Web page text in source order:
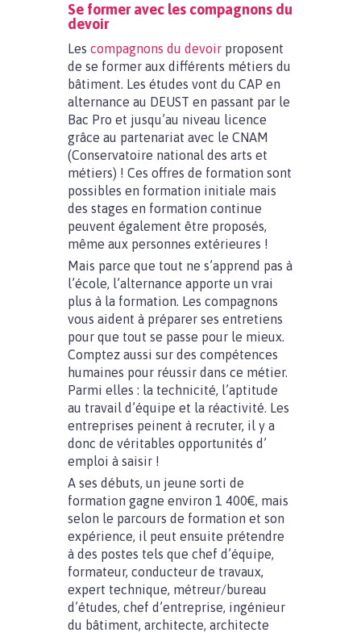
Se former avec les compagnons du
devoir
Les compagnons du devoir proposent
de se former aux différents métiers du
bâtiment. Les études vont du CAP en
alternance au DEUST en passant par le
Bac Pro et jusqu’au niveau licence
grâce au partenariat avec le CNAM
(Conservatoire national des arts et
métiers) ! Ces offres de formation sont
possibles en formation initiale mais
des stages en formation continue
peuvent également être proposés,
même aux personnes extérieures !
Mais parce que tout ne s’apprend pas à
l’école, l’alternance apporte un vrai
plus à la formation. Les compagnons
vous aident à préparer ses entretiens
pour que tout se passe pour le mieux.
Comptez aussi sur des compétences
humaines pour réussir dans ce métier.
Parmi elles : la technicité, l’aptitude
au travail d’équipe et la réactivité. Les
entreprises peinent à recruter, il y a
donc de véritables opportunités d’
emploi à saisir !
A ses débuts, un jeune sorti de
formation gagne environ 1 400€, mais
selon le parcours de formation et son
expérience, il peut ensuite prétendre
à des postes tels que chef d’équipe,
formateur, conducteur de travaux,
expert technique, métreur/bureau
d’études, chef d’entreprise, ingénieur
du bâtiment, architecte, architecte